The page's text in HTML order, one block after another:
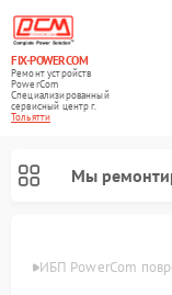
FIX-POWERCOM
Ремонт устройств
PowerCom
Специализированный
cервисный центр г.
Тольятти
Мы
ИБП PowerCom